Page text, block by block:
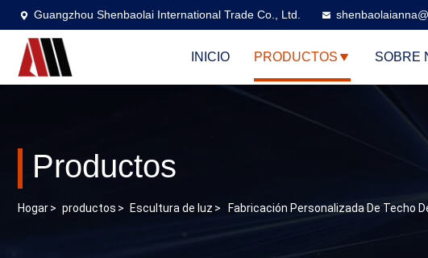
Guangzhou Shenbaolai International Trade Co., Ltd.
INICIO PRODUCTOS SOBRE
Productos
Hogar> productos > Escultura de luz > Fabricación Personalizada De Techo